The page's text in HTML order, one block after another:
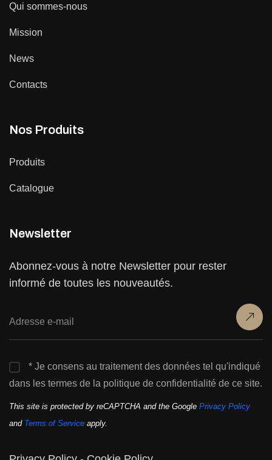
Qui sommes-nous
Mission
News
Contacts
Nos Produits
Produits
Catalogue
Newsletter
Abonnez-vous à notre Newsletter pour rester
informé de toutes les nouveautés.
* Je consens au traitement des données tel qu'indiqué
dans les termes de la politique de confidentialité de ce site.
This site is protected by reCAPTCHA and the Google Privacy Policy
and Terms of Service apply.